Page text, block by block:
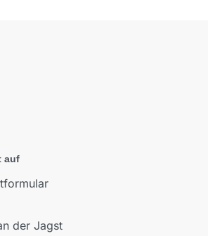
auf
der Jagst